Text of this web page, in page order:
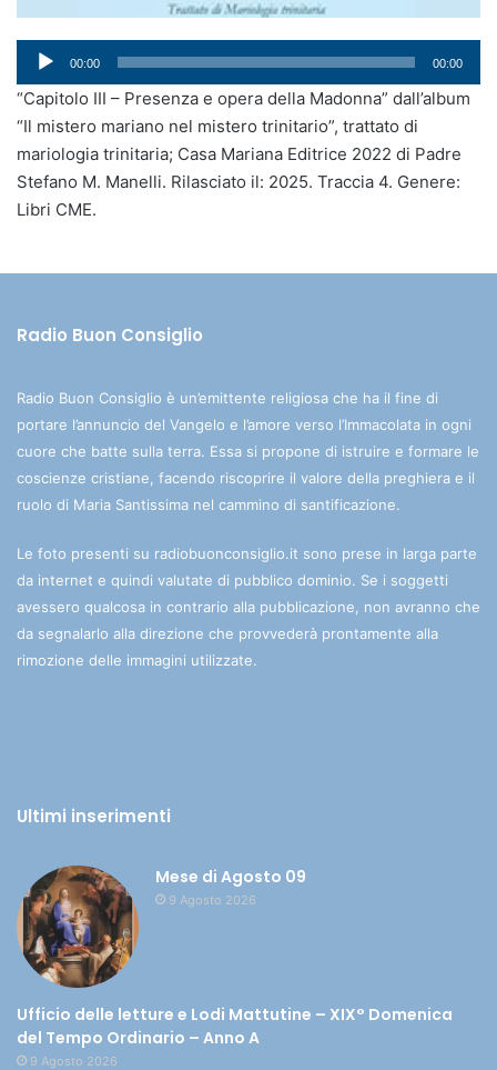
Audio
Player
00:00 00:00
“Capitolo III – Presenza e opera della Madonna” dall’album
“Il mistero mariano nel mistero trinitario”, trattato di
mariologia trinitaria; Casa Mariana Editrice 2022 di Padre
Stefano M. Manelli. Rilasciato il: 2025. Traccia 4. Genere:
Libri CME.
Radio Buon Consiglio
Radio Buon Consiglio è un’emittente religiosa che ha il fine di
portare l’annuncio del Vangelo e l’amore verso l’Immacolata in ogni
cuore che batte sulla terra. Essa si propone di istruire e formare le
coscienze cristiane, facendo riscoprire il valore della preghiera e il
ruolo di Maria Santissima nel cammino di santificazione.
Le foto presenti su radiobuonconsiglio.it sono prese in larga parte
da internet e quindi valutate di pubblico dominio. Se i soggetti
avessero qualcosa in contrario alla pubblicazione, non avranno che
da segnalarlo alla direzione che provvederà prontamente alla
rimozione delle immagini utilizzate.
Ultimi inserimenti
Mese di Agosto 09
9 Agosto 2026
Ufficio delle letture e Lodi Mattutine – XIX° Domenica
del Tempo Ordinario – Anno A
9 Agosto 2026